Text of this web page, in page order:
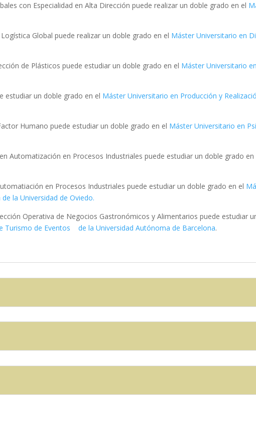
con Especialidad en Alta Dirección puede realizar un doble grado en el
Global puede realizar un doble grado en el Máster Universitario en
de Plásticos puede estudiar un doble grado en el Máster Universitario
estudiar un doble grado en el Máster Universitario en Producción y
Humano puede estudiar un doble grado en el Máster Universitario en
Automatización en Procesos Industriales puede estudiar un doble grado en
en Procesos Industriales puede estudiar un doble grado en el
la Universidad de Oviedo.
Operativa de Negocios Gastronómicos y Alimentarios puede estudiar
Turismo de Eventos de la Universidad Autónoma de Barcelona.